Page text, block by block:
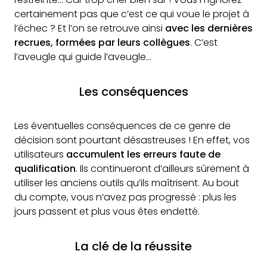
certainement pas que c’est ce qui voue le projet à
l’échec ? Et l’on se retrouve ainsi avec les dernières
recrues, formées par leurs collègues. C’est
l’aveugle qui guide l’aveugle…
Les conséquences
Les éventuelles conséquences de ce genre de
décision sont pourtant désastreuses ! En effet, vos
utilisateurs accumulent les erreurs faute de
qualification. Ils continueront d’ailleurs sûrement à
utiliser les anciens outils qu’ils maîtrisent. Au bout
du compte, vous n’avez pas progressé : plus les
jours passent et plus vous êtes endetté.
La clé de la réussite